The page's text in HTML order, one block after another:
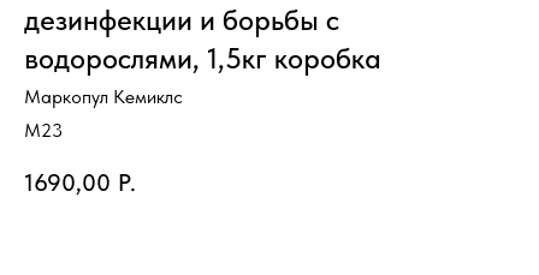
дезинфекции и борьбы с
водорослями, 1,5кг коробка
Маркопул Кемиклс
M23
1690,00 Р.